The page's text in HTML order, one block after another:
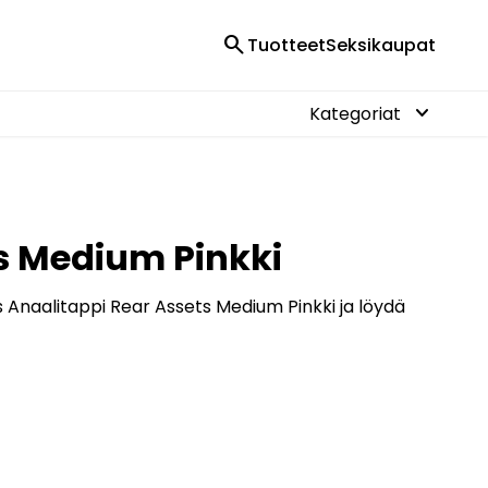
searchTuotteetSeksikaupat
Kategoriat keyboard_arrow_down
Medium Pinkki
Rear Assets Medium Pinkki ja löydä